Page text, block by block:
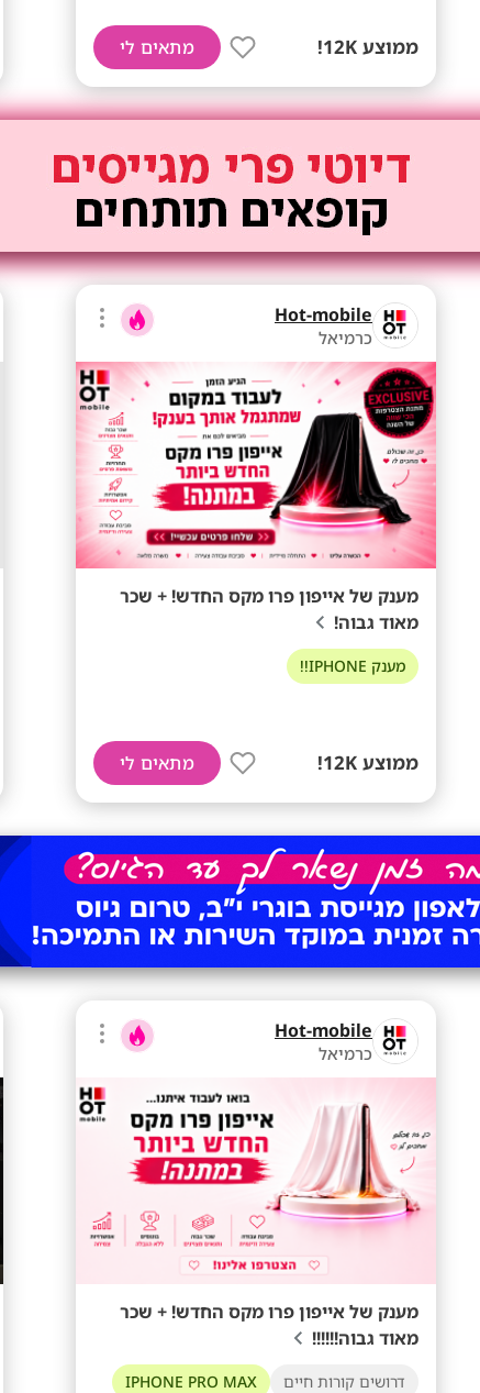
ממוצע 12K! מתאים לי
Hot-mobile
כרמיאל
מענק של אייפון פרו מקס החדש! + שכר
מאוד גבוה!
מענק IPHONE!!
ממוצע 12K! מתאים לי
Hot-mobile
כרמיאל
מענק של אייפון פרו מקס החדש! + שכר
מאוד גבוה!!!!!!
דרושים קורות חיים IPHONE PRO MAX